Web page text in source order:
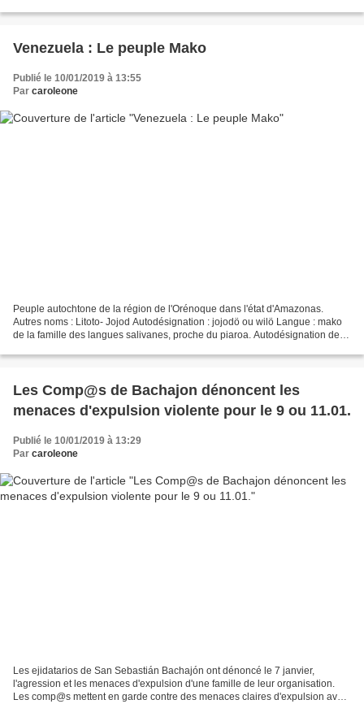
Venezuela : Le peuple Mako
Publié le 10/01/2019 à 13:55
Par caroleone
Peuple autochtone de la région de l'Orénoque dans l'état d'Amazonas.
Autres noms : Litoto- Jojod Autodésignation : jojodö ou wilö Langue : mako
de la famille des langues salivanes, proche du piaroa. Autodésignation de la
Les Comp@s de Bachajon dénoncent les
menaces d'expulsion violente pour le 9 ou 11.01.
Publié le 10/01/2019 à 13:29
Par caroleone
Les ejidatarios de San Sebastián Bachajón ont dénoncé le 7 janvier,
l'agression et les menaces d'expulsion d'une famille de leur organisation.
Les comp@s mettent en garde contre des menaces claires d'expulsion avec